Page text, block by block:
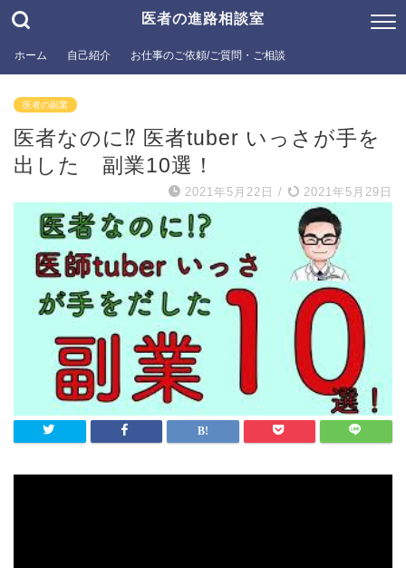
医者の進路相談室
ホーム 自己紹介 お仕事のご依頼/ご質問・ご相談
医者の副業
医者なのに⁉︎ 医者tuber いっさが手を
出した 副業10選！
2021年5月22日 / 2021年5月29日